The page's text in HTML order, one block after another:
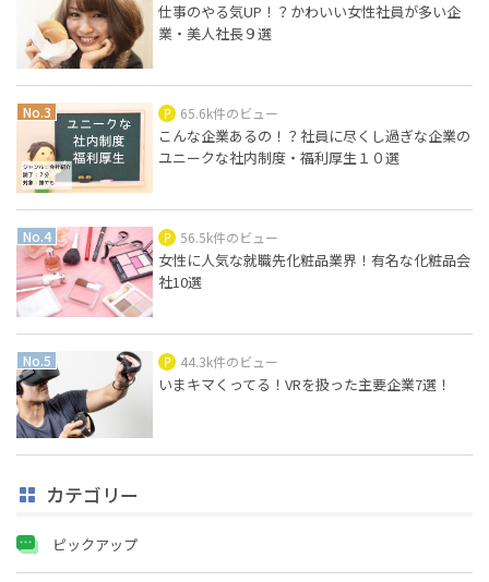
仕事のやる気UP！？かわいい女性社員が多い企
業・美人社長９選
65.6k件のビュー
こんな企業あるの！？社員に尽くし過ぎな企業の
ユニークな社内制度・福利厚生１０選
56.5k件のビュー
女性に人気な就職先化粧品業界！有名な化粧品会
社10選
44.3k件のビュー
いまキマくってる！VRを扱った主要企業7選！
カテゴリー
ピックアップ